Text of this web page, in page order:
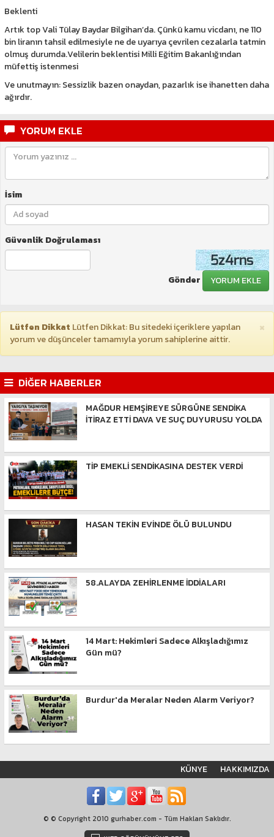
Beklenti
Artık top Vali Tülay Baydar Bilgihan’da. Çünkü kamu vicdanı, ne 110
bin liranın tahsil edilmesiyle ne de uyarıya çevrilen cezalarla tatmin
olmuş durumda.Velilerin beklentisi Milli Eğitim Bakanlığından
müfettiş istenmesi
Ve unutmayın: Sessizlik bazen onaydan, pazarlık ise ihanetten daha
ağırdır.
YORUM EKLE
İsim
Güvenlik Doğrulaması
Gönder YORUM EKLE
×
Lütfen Dikkat Lütfen Dikkat: Bu sitedeki içeriklere yapılan
yorum ve düşünceler tamamıyla yorum sahiplerine aittir.
DİĞER HABERLER
MAĞDUR HEMŞİREYE SÜRGÜNE SENDİKA
İTİRAZ ETTİ DAVA VE SUÇ DUYURUSU YOLDA
TİP EMEKLİ SENDİKASINA DESTEK VERDİ
HASAN TEKİN EVİNDE ÖLÜ BULUNDU
58.ALAYDA ZEHİRLENME İDDİALARI
14 Mart: Hekimleri Sadece Alkışladığımız
Gün mü?
Burdur'da Meralar Neden Alarm Veriyor?
KÜNYE HAKKIMIZDA
© © Copyright 2010 gurhaber.com - Tüm Hakları Saklıdır.